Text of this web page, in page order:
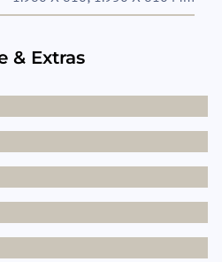
& Extras